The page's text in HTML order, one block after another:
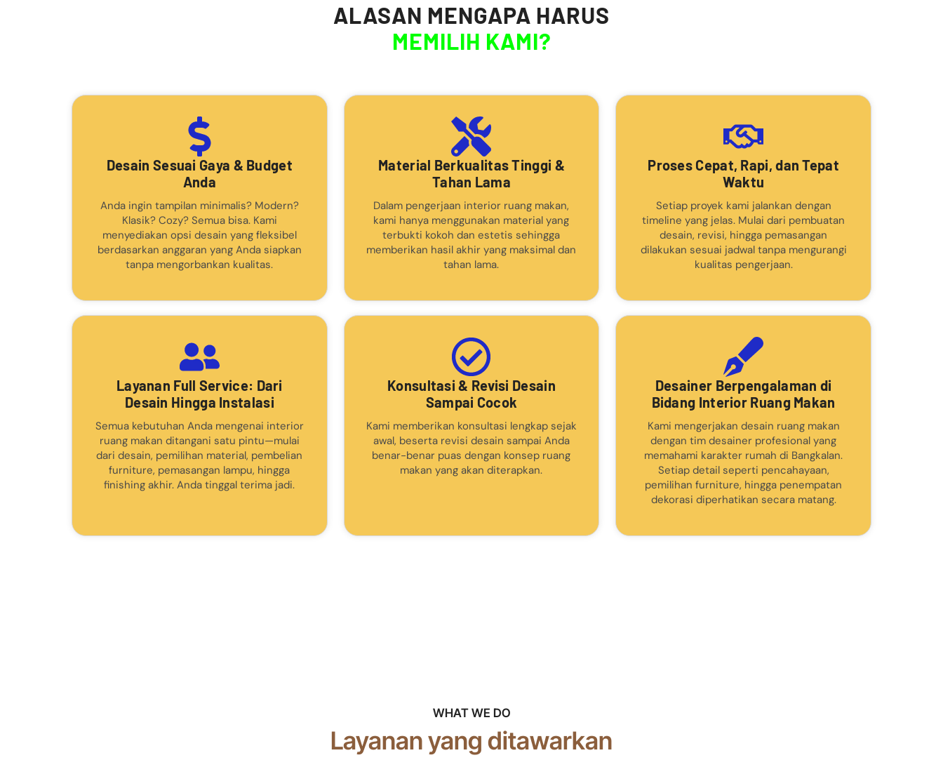
ALASAN MENGAPA HARUS
MEMILIH KAMI?
Desain Sesuai Gaya & Budget
Anda
Anda ingin tampilan minimalis? Modern?
Klasik? Cozy? Semua bisa. Kami
menyediakan opsi desain yang fleksibel
berdasarkan anggaran yang Anda siapkan
tanpa mengorbankan kualitas.
Material Berkualitas Tinggi &
Tahan Lama
Dalam pengerjaan interior ruang makan,
kami hanya menggunakan material yang
terbukti kokoh dan estetis sehingga
memberikan hasil akhir yang maksimal dan
tahan lama.
Proses Cepat, Rapi, dan Tepat
Waktu
Setiap proyek kami jalankan dengan
timeline yang jelas. Mulai dari pembuatan
desain, revisi, hingga pemasangan
dilakukan sesuai jadwal tanpa mengurangi
kualitas pengerjaan.
Layanan Full Service: Dari
Desain Hingga Instalasi
Semua kebutuhan Anda mengenai interior
ruang makan ditangani satu pintu—mulai
dari desain, pemilihan material, pembelian
furniture, pemasangan lampu, hingga
finishing akhir. Anda tinggal terima jadi.
Konsultasi & Revisi Desain
Sampai Cocok
Kami memberikan konsultasi lengkap sejak
awal, beserta revisi desain sampai Anda
benar-benar puas dengan konsep ruang
makan yang akan diterapkan.
Desainer Berpengalaman di
Bidang Interior Ruang Makan
Kami mengerjakan desain ruang makan
dengan tim desainer profesional yang
memahami karakter rumah di Bangkalan.
Setiap detail seperti pencahayaan,
pemilihan furniture, hingga penempatan
dekorasi diperhatikan secara matang.
WHAT WE DO
Layanan yang ditawarkan